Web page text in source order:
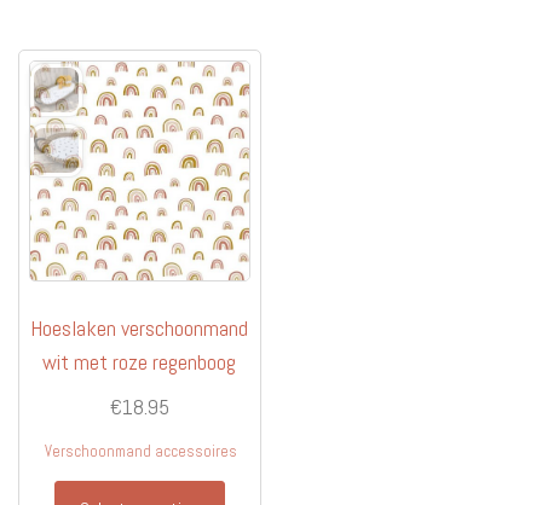
Hoeslaken verschoonmand
wit met roze regenboog
€18.95
Verschoonmand accessoires